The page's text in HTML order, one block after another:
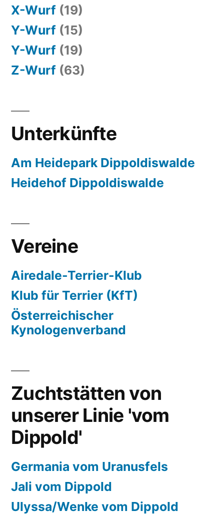
X-Wurf (19)
Y-Wurf (15)
Y-Wurf (19)
Z-Wurf (63)
Unterkünfte
Am Heidepark Dippoldiswalde
Heidehof Dippoldiswalde
Vereine
Airedale-Terrier-Klub
Klub für Terrier (KfT)
Österreichischer
Kynologenverband
Zuchtstätten von
unserer Linie 'vom
Dippold'
Germania vom Uranusfels
Jali vom Dippold
Ulyssa/Wenke vom Dippold